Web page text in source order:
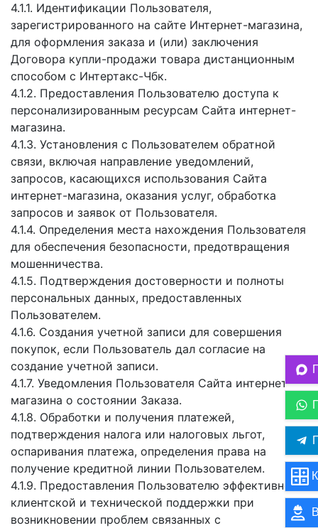
4.1.1. Идентификации Пользователя,
зарегистрированного на сайте Интернет-магазина,
для оформления заказа и (или) заключения
Договора купли-продажи товара дистанционным
способом с Интертакс-Чбк.
4.1.2. Предоставления Пользователю доступа к
персонализированным ресурсам Сайта интернет-
магазина.
4.1.3. Установления с Пользователем обратной
связи, включая направление уведомлений,
запросов, касающихся использования Сайта
интернет-магазина, оказания услуг, обработка
запросов и заявок от Пользователя.
4.1.4. Определения места нахождения Пользователя
для обеспечения безопасности, предотвращения
мошенничества.
4.1.5. Подтверждения достоверности и полноты
персональных данных, предоставленных
Пользователем.
4.1.6. Создания учетной записи для совершения
покупок, если Пользователь дал согласие на
создание учетной записи.
4.1.7. Уведомления Пользователя Сайта интернет-
магазина о состоянии Заказа.
4.1.8. Обработки и получения платежей,
подтверждения налога или налоговых льгот,
оспаривания платежа, определения права на
получение кредитной линии Пользователем.
4.1.9. Предоставления Пользователю эффективной
клиентской и технической поддержки при
возникновении проблем связанных с